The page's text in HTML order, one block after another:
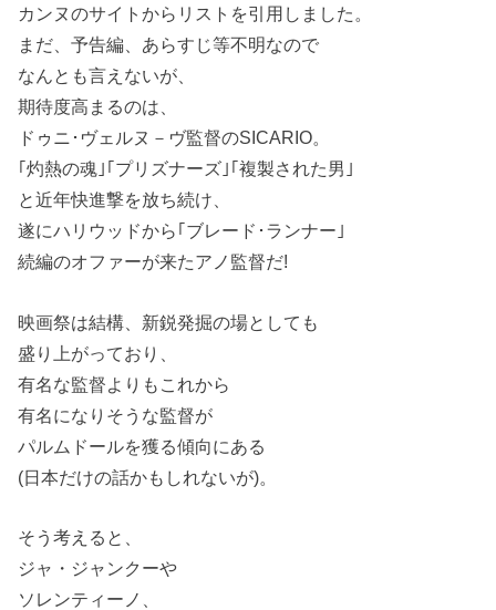
カンヌのサイトからリストを引用しました。
まだ、予告編、あらすじ等不明なので
なんとも言えないが、
期待度高まるのは、
ドゥニ･ヴェルヌ－ヴ監督のSICARIO。
｢灼熱の魂｣｢プリズナーズ｣｢複製された男｣
と近年快進撃を放ち続け、
遂にハリウッドから｢ブレード･ランナー｣
続編のオファーが来たアノ監督だ!
映画祭は結構、新鋭発掘の場としても
盛り上がっており、
有名な監督よりもこれから
有名になりそうな監督が
パルムドールを獲る傾向にある
(日本だけの話かもしれないが)。
そう考えると、
ジャ・ジャンクーや
ソレンティーノ、